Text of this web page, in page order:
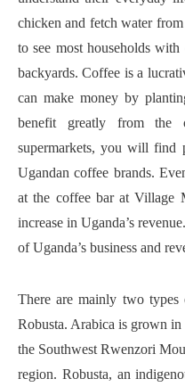
chicken and fetch water
to see most households
backyards. Coffee is a
can make money by
benefit greatly from
supermarkets, you will find
Ugandan coffee brands.
at the coffee bar at Village
increase in Uganda’s
of Uganda’s business and
There are mainly two
Robusta. Arabica is grown
the Southwest Rwenzori
region. Robusta, an